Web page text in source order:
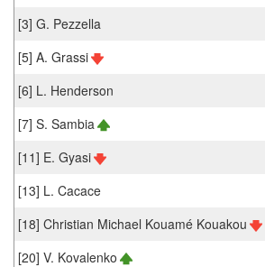
[3] G. Pezzella
[5] A. Grassi
[6] L. Henderson
[7] S. Sambia
[11] E. Gyasi
[13] L. Cacace
[18] Christian Michael Kouamé Kouakou
[20] V. Kovalenko